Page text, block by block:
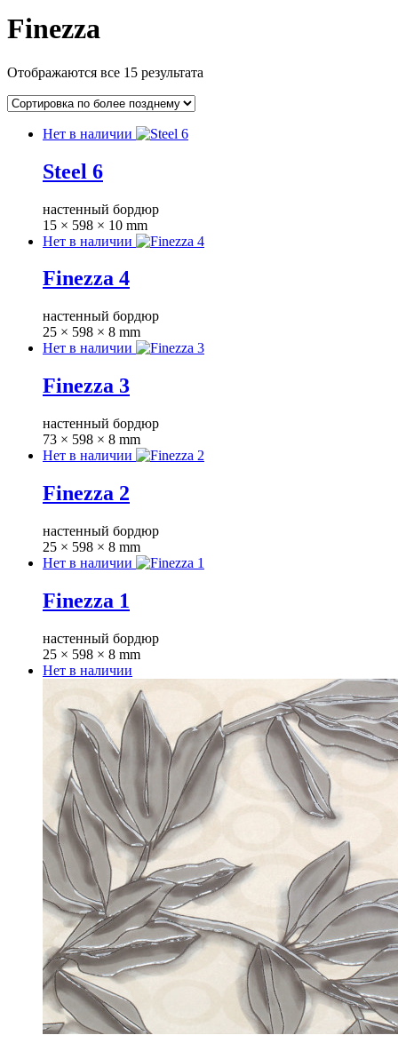
Finezza
Отображаются все 15 результата
Нет в наличии
Steel 6
настенный бордюр
15 × 598 × 10 mm
Нет в наличии
Finezza 4
настенный бордюр
25 × 598 × 8 mm
Нет в наличии
Finezza 3
настенный бордюр
73 × 598 × 8 mm
Нет в наличии
Finezza 2
настенный бордюр
25 × 598 × 8 mm
Нет в наличии
Finezza 1
настенный бордюр
25 × 598 × 8 mm
Нет в наличии